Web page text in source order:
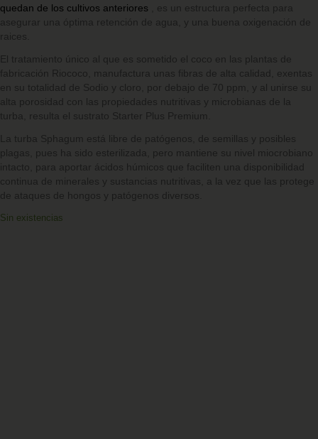
quedan de los cultivos anteriores , es un estructura perfecta para
asegurar una óptima retención de agua, y una buena oxigenación de
raices.
El tratamiento único al que es sometido el coco en las plantas de
fabricación Riococo, manufactura unas fibras de alta calidad, exentas
en su totalidad de Sodio y cloro, por debajo de 70 ppm, y al unirse su
alta porosidad con las propiedades nutritivas y microbianas de la
turba, resulta el sustrato Starter Plus Premium.
La turba Sphagum está libre de patógenos, de semillas y posibles
plagas, pues ha sido esterilizada, pero mantiene su nivel miocrobiano
intacto, para aportar ácidos húmicos que faciliten una disponibilidad
continua de minerales y sustancias nutritivas, a la vez que las protege
de ataques de hongos y patógenos diversos.
Sin existencias